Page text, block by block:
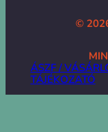
©
ÁSZF /
TÁJÉKOZATÓ